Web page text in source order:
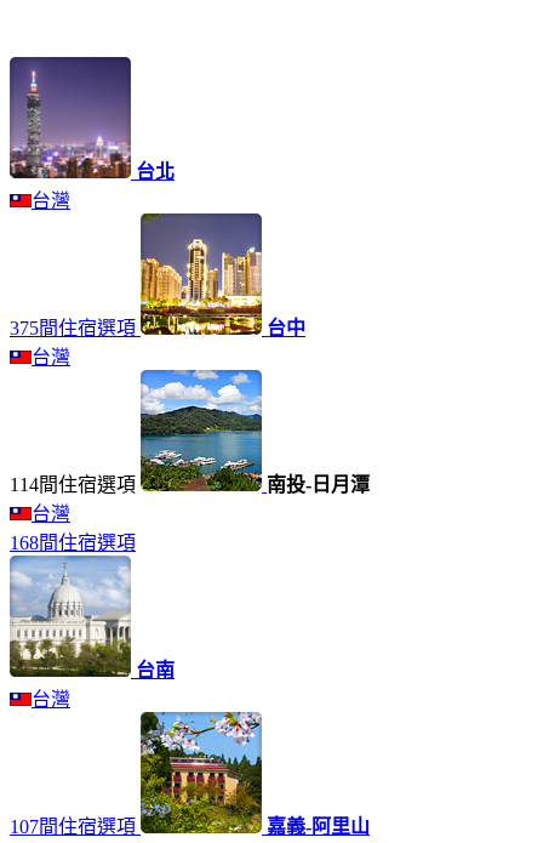
台北
台灣
375間住宿選項
台中
台灣
114間住宿選項
南投-日月潭
台灣
168間住宿選項
台南
台灣
107間住宿選項
嘉義-阿里山